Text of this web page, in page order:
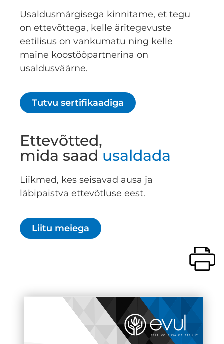
Usaldusmärgisega kinnitame, et tegu
on ettevõttega, kelle äritegevuste
eetilisus on vankumatu ning kelle
maine koostööpartnerina on
usaldusväärne.
Tutvu sertifikaadiga
Ettevõtted,
mida saad usaldada
Liikmed, kes seisavad ausa ja
läbipaistva ettevõtluse eest.
Liitu meiega